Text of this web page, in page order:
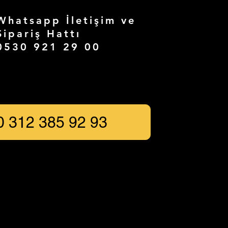
İletişim ve
Hattı
921 29 00
312 385 92 93